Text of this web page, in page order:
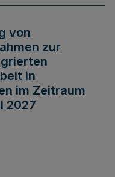
von
zur
in
im Zeitraum
2027